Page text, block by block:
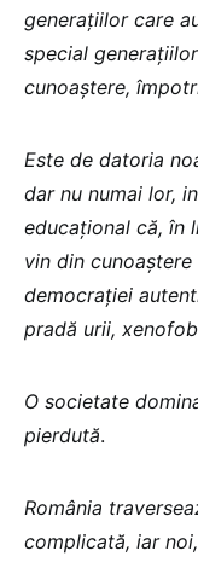
generațiilor care
special
cunoaștere,
Este de datoria
dar nu numai lor,
educațional că, în
vin din
democrației
pradă urii,
O societate
pierdută.
România
complicată, iar